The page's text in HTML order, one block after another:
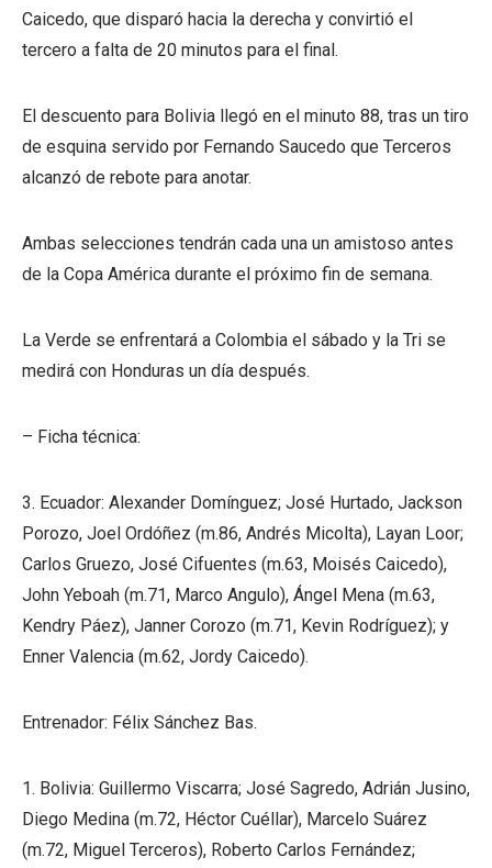
Caicedo, que disparó hacia la derecha y convirtió el
tercero a falta de 20 minutos para el final.
El descuento para Bolivia llegó en el minuto 88, tras un tiro
de esquina servido por Fernando Saucedo que Terceros
alcanzó de rebote para anotar.
Ambas selecciones tendrán cada una un amistoso antes
de la Copa América durante el próximo fin de semana.
La Verde se enfrentará a Colombia el sábado y la Tri se
medirá con Honduras un día después.
– Ficha técnica:
3. Ecuador: Alexander Domínguez; José Hurtado, Jackson
Porozo, Joel Ordóñez (m.86, Andrés Micolta), Layan Loor;
Carlos Gruezo, José Cifuentes (m.63, Moisés Caicedo),
John Yeboah (m.71, Marco Angulo), Ángel Mena (m.63,
Kendry Páez), Janner Corozo (m.71, Kevin Rodríguez); y
Enner Valencia (m.62, Jordy Caicedo).
Entrenador: Félix Sánchez Bas.
1. Bolivia: Guillermo Viscarra; José Sagredo, Adrián Jusino,
Diego Medina (m.72, Héctor Cuéllar), Marcelo Suárez
(m.72, Miguel Terceros), Roberto Carlos Fernández;